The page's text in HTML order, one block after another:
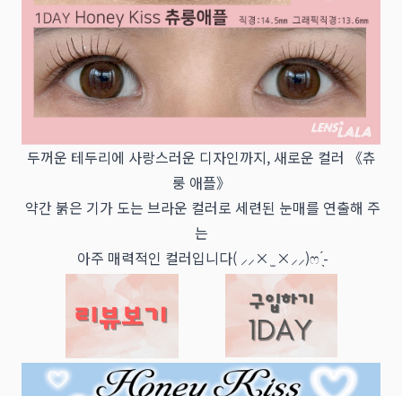
두꺼운 테두리에 사랑스러운 디자인까지, 새로운 컬러 《츄
룽 애플》
약간 붉은 기가 도는 브라운 컬러로 세련된 눈매를 연출해 주
는
아주 매력적인 컬러입니다‎( ⸝⸝× ̫ ×⸝⸝)ෆ ̖́-